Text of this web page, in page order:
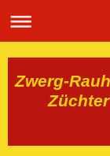
Zwerg-
Züchter